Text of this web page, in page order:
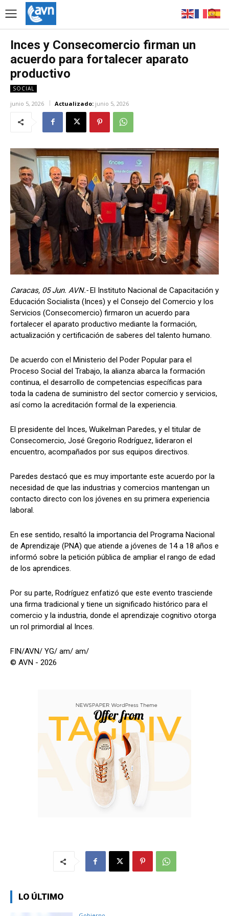
Inces y Consecomercio firman un
acuerdo para fortalecer aparato
productivo
SOCIAL
junio 5, 2026 Actualizado: junio 5, 2026
Caracas, 05 Jun. AVN.-El Instituto Nacional de Capacitación y
Educación Socialista (Inces) y el Consejo del Comercio y los
Servicios (Consecomercio) firmaron un acuerdo para
fortalecer el aparato productivo mediante la formación,
actualización y certificación de saberes del talento humano.
De acuerdo con el Ministerio del Poder Popular para el
Proceso Social del Trabajo, la alianza abarca la formación
continua, el desarrollo de competencias específicas para
toda la cadena de suministro del sector comercio y servicios,
así como la acreditación formal de la experiencia.
El presidente del Inces, Wuikelman Paredes, y el titular de
Consecomercio, José Gregorio Rodríguez, lideraron el
encuentro, acompañados por sus equipos directivos.
Paredes destacó que es muy importante este acuerdo por la
necesidad de que las industrias y comercios mantengan un
contacto directo con los jóvenes en su primera experiencia
laboral.
En ese sentido, resaltó la importancia del Programa Nacional
de Aprendizaje (PNA) que atiende a jóvenes de 14 a 18 años e
informó sobre la petición pública de ampliar el rango de edad
de los aprendices.
Por su parte, Rodríguez enfatizó que este evento trasciende
una firma tradicional y tiene un significado histórico para el
comercio y la industria, donde el aprendizaje cognitivo otorga
un rol primordial al Inces.
FIN/AVN/ YG/ am/ am/
© AVN - 2026
LO ÚLTIMO